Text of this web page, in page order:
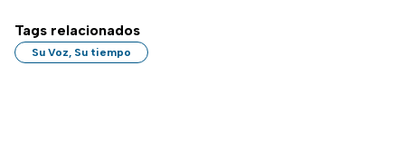
Tags relacionados
Su Voz, Su tiempo